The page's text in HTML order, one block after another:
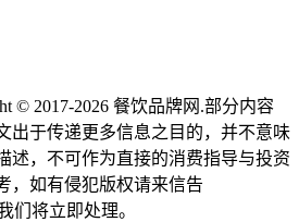
© 2017-2026 餐饮品牌网 .部分内容
出于传递更多信息之目的，并不意味
述，不可作为直接的消费指导与投资
，如有侵犯版权请来信告
们将立即处理。